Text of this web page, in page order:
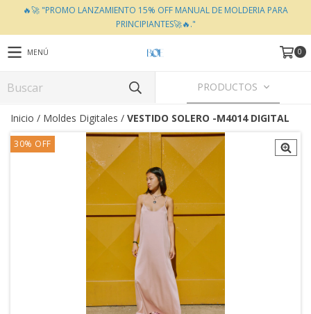
🔥🚀 "PROMO LANZAMIENTO 15% OFF MANUAL DE MOLDERIA PARA
PRINCIPIANTES🚀🔥."
MENÚ 0
PRODUCTOS
Inicio / Moldes Digitales / VESTIDO SOLERO -M4014 DIGITAL
30% OFF